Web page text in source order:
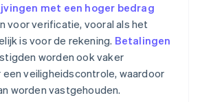
met een hoger bedrag
voor verificatie, vooral als het
is voor de rekening. Betalingen
worden ook vaker
veiligheidscontrole, waardoor
worden vastgehouden.